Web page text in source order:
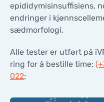
epididymisinsuffisiens,
endringer i
sædmorfologi.
Alle tester er utført på
ring for å bestille time:
022;